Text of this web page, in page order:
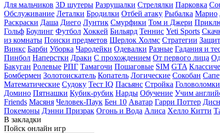
Для мальчиков 3D шутеры Разрушалки Стрелялки Парковка
Обслуживание Леталки Бродилки Отбей атаку Рыбалка Марио
Раскраски Даша Диего Лунтик Смурфики Том и Джери
Гольф Боулинг Футбол Хоккей Бильярд Теннис Yeti Sports
из комнаты Поиски предметов Шерлок Холмс Стратегии
Винкс Барби Уборка Чародейки Одевалки Разные Гадания и
Пинбол Наперстки Драки С прохождением От первого лица
Бакуган Ролевые РПГ Тамагочи Пошаговые SIM GTA
Бомбермен Золотоискатель Копатель Логические Сокобан
Математические Судоку Тест IQ Пасьянс Стройка Головоломки
Домино Пятнашки Кубик-рубик Нарды Обучение Учим
Friends Масяня Человек-Паук Бен 10 Аватар Гарри Поттер
Покемоны Дэнни Призрак Огонь и Вода Алиса Хелло Китти
В закладки
Пойск онлайн игр